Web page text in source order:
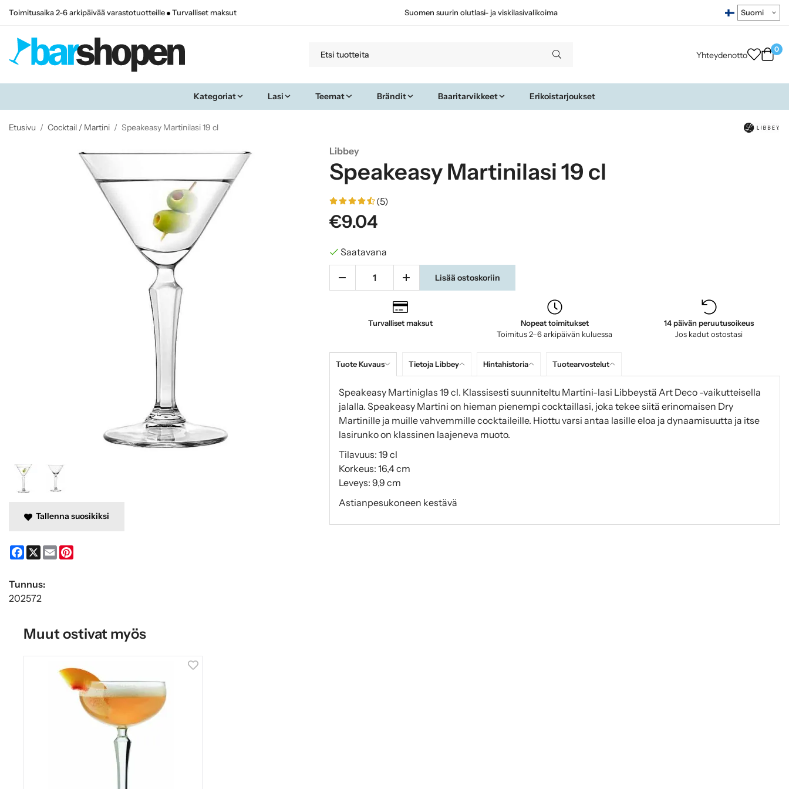
Toimitusaika 2-6 arkipäivää varastotuotteille Turvalliset maksut Suomen suurin olutlasi- ja viskilasivalikoima
Yhteydenotto
0
Kategoriat Lasi Teemat Brändit Baaritarvikkeet Erikoistarjoukset
Etusivu / Cocktail / Martini / Speakeasy Martinilasi 19 cl
Libbey
Speakeasy Martinilasi 19 cl
(5)
€9.04
Saatavana
Lisää ostoskoriin
Turvalliset maksut
Nopeat toimitukset
Toimitus 2–6 arkipäivän kuluessa
14 päivän peruutusoikeus
Jos kadut ostostasi
Tuote Kuvaus Tietoja Libbey Hintahistoria Tuotearvostelut
Speakeasy Martiniglas 19 cl. Klassisesti suunniteltu Martini-lasi Libbeystä Art Deco -vaikutteisella
jalalla. Speakeasy Martini on hieman pienempi cocktaillasi, joka tekee siitä erinomaisen Dry
Martinille ja muille vahvemmille cocktaileille. Hiottu varsi antaa lasille eloa ja dynaamisuutta ja itse
lasirunko on klassinen laajeneva muoto.
Tilavuus: 19 cl
Korkeus: 16,4 cm
Leveys: 9,9 cm
Astianpesukoneen kestävä
Tallenna suosikiksi
Facebook
X Email
Tunnus:
202572
Muut ostivat myös